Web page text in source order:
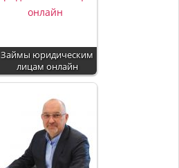
Займы юридическим
лицам онлайн